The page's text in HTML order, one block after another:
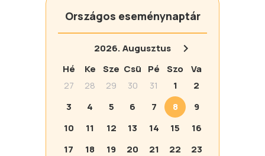
Országos eseménynaptár
2026.Augusztus
Hé
Ke Sze Csü Pé Szo
Va
27
28 29 30 31 1
2
3
4 5 6 7 8
9
10
11 12 13 14 15
16
17
18 19 20 21 22
23